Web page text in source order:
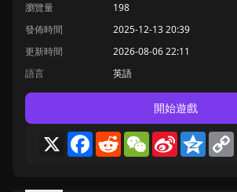
瀏覽量
198
發佈時間
2025-12-13 20:39
更新時間
2026-08-06 22:11
語言
英語
開始遊戲
X Facebook
RedditWeChat
Sina
Weibo
Qzone